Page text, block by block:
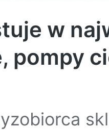
w
pompy